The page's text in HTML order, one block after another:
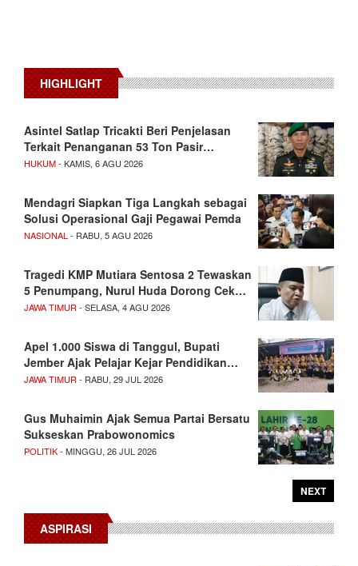
HIGHLIGHT
Asintel Satlap Tricakti Beri Penjelasan
Terkait Penanganan 53 Ton Pasir…
HUKUM- KAMIS, 6 AGU 2026
Mendagri Siapkan Tiga Langkah sebagai
Solusi Operasional Gaji Pegawai Pemda
NASIONAL - RABU, 5 AGU 2026
Tragedi KMP Mutiara Sentosa 2 Tewaskan
5 Penumpang, Nurul Huda Dorong Cek…
JAWA TIMUR - SELASA, 4 AGU 2026
Apel 1.000 Siswa di Tanggul, Bupati
Jember Ajak Pelajar Kejar Pendidikan…
JAWA TIMUR - RABU, 29 JUL 2026
Gus Muhaimin Ajak Semua Partai Bersatu
Sukseskan Prabowonomics
POLITIK- MINGGU, 26 JUL 2026
NEXT
ASPIRASI